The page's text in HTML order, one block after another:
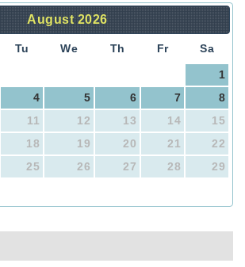
ফেসবুকে ল্যাপটপ বিক্রির বিজ্ঞাপনকে কেন্দ্র করে এক...
August 2026
Tu We Th Fr Sa
1
4 5 6 7
8
11 12 13 14
15
18 19 20 21
22
25 26 27 28
29